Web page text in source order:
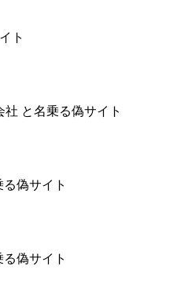
ト
社 と名乗る偽サイト
る偽サイト
る偽サイト